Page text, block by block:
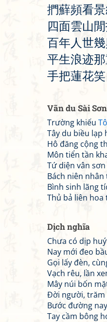
捫蘚頻看景
四面雲山閒
百年 人世幾
平生浪迹那
手把蓮花笑
Vãn du Sài
Trường khiếu
Tây du biều lạp
Hô đăng cộng
Môn tiển tần
Tứ diện vân
Bách niên
Bình sinh lãng
Thủ bả liên
Dịch nghĩa
Chưa có dịp
Nay mới đeo
Gọi lấy đèn,
Vạch rêu, lần
Mây núi bốn
Đời người, trăm
Bước đường
Tay cầm bông